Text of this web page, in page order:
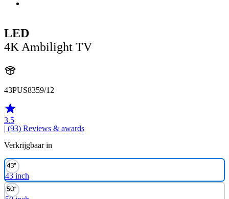
LED
4K Ambilight TV
43PUS8359/12
3.5
| (93) Reviews & awards
Verkrijgbaar in
43 inch